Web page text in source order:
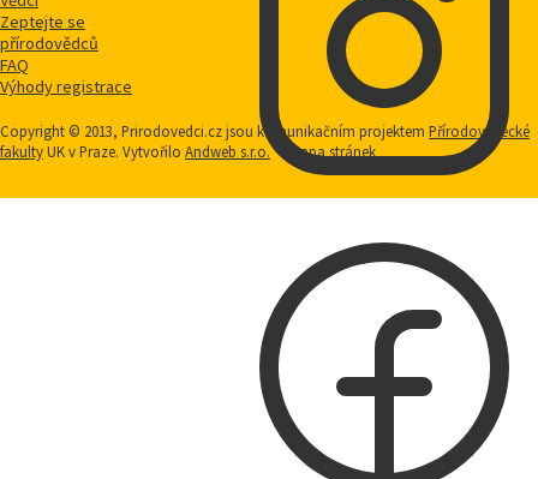
Zeptejte se
přírodovědců
FAQ
Výhody registrace
Copyright © 2013, Prirodovedci.cz jsou komunikačním projektem Přírodovědecké
fakultyUK v Praze. Vytvořilo Andweb s.r.o. Mapa stránek